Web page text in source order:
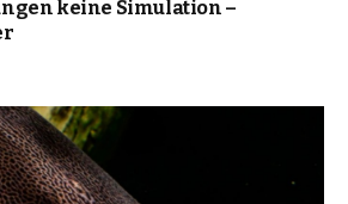
keine Simulation –